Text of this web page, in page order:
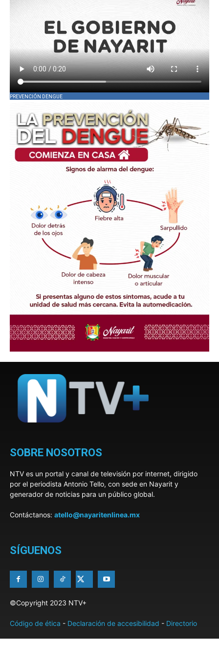
PREVENCIÓN DENGUE
SOBRE NOSOTROS
NTV es un portal y canal de televisión por internet, dirigido
por el periodista Antonio Tello, con sede en Nayarit y
generador de noticias para un público global.
Contáctanos: atello@nayaritenlinea.mx
SÍGUENOS
©Copyright 2023 NTV+
Código de ética - Declaración de accesibilidad - Directorio